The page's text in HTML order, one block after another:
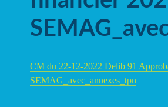
CM du 22-12-2022 Delib 91
SEMAG_avec_annexes_tpn